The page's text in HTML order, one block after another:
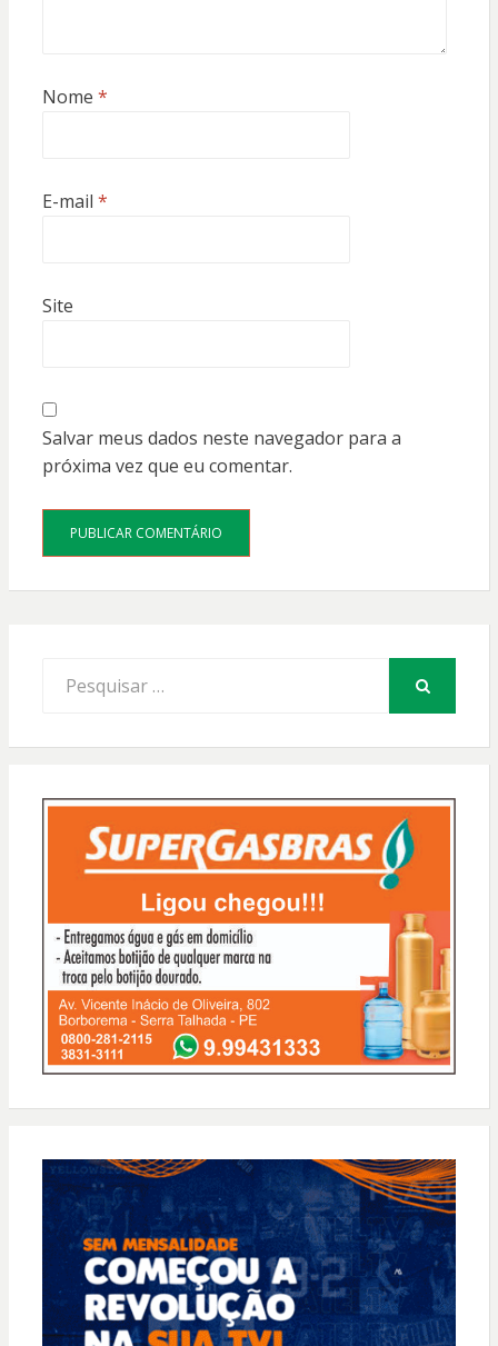
Nome *
E-mail *
Site
Salvar meus dados neste navegador para a
próxima vez que eu comentar.
por: